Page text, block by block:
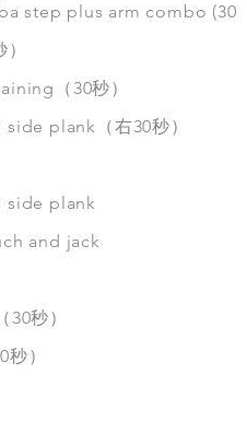
step plus arm combo (30
（30秒）
plank（右30秒）
side plank
and jack
秒）
）